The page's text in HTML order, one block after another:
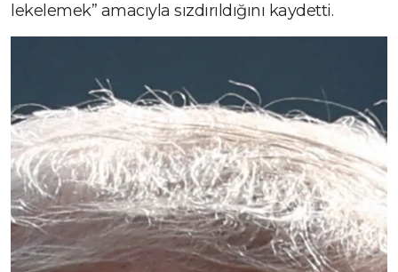
lekelemek” amacıyla sızdırıldığını kaydetti.